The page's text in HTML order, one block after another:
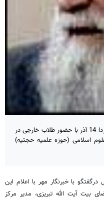
مراسم بزرگداشت آیت الله تبریزی صبح فردا 14 آذر با حضور طلاب خارجی در
اسلامی (حوزه علمیه حجتیه)
با خبرنگار مهر با اعلام این
بیت آیت الله تبریزی، مدیر مرکز